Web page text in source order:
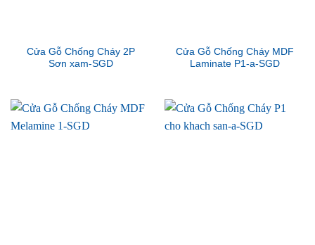
Cửa Gỗ Chống Cháy 2P
Sơn xam-SGD
Cửa Gỗ Chống Cháy MDF
Laminate P1-a-SGD